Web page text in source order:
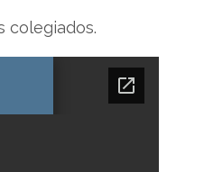
colegiados.